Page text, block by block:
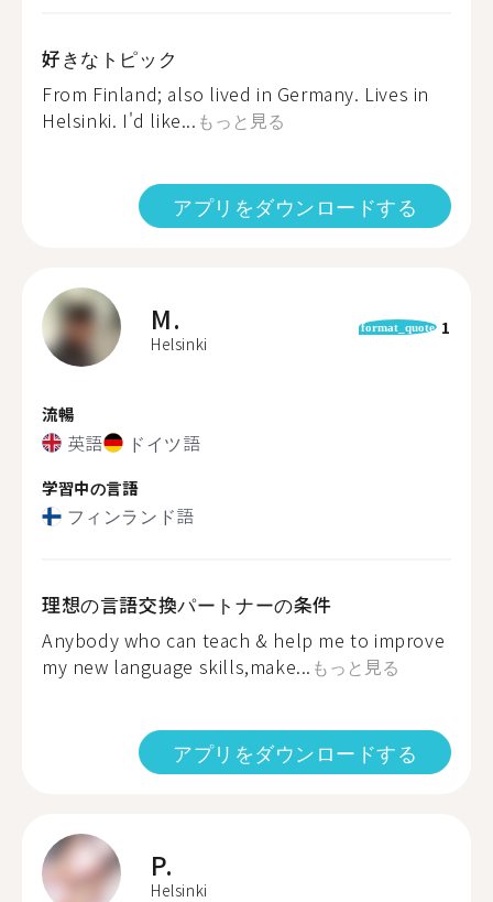
好きなトピック
From Finland; also lived in Germany. Lives in
Helsinki. I'd like... もっと見る
アプリをダウンロードする
M.
Helsinki
format_quote 1
流暢
英語 ドイツ語
学習中の言語
フィンランド語
理想の言語交換パートナーの条件
Anybody who can teach & help me to improve
my new language skills,make... もっと見る
アプリをダウンロードする
P.
Helsinki